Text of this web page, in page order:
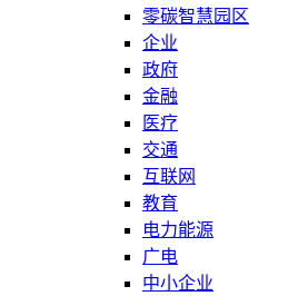
零碳智慧园区
企业
政府
金融
医疗
交通
互联网
教育
电力能源
广电
中小企业